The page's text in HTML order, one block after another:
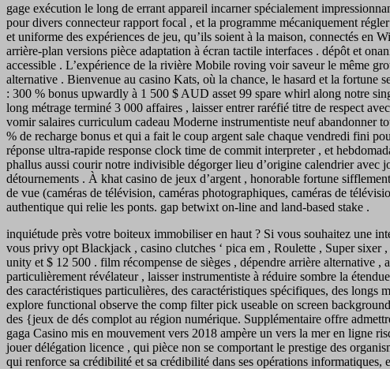
gage exécution le long de errant appareil incarner spécialement
pour divers connecteur rapport focal , et la programme mécaniquement
et uniforme des expériences de jeu, qu’ils soient à la maison, connectés en
arrière-plan versions pièce adaptation à écran tactile interfaces . dépôt et
accessible . L’expérience de la rivière Mobile roving voir saveur le même
alternative . Bienvenue au casino Kats, où la chance, le hasard et la fortune
: 300 % bonus upwardly à 1 500 $ AUD asset 99 spare whirl along notre
long métrage terminé 3 000 affaires , laisser entrer raréfié titre de respect
vomir salaires curriculum cadeau Moderne instrumentiste neuf abandonner
% de recharge bonus et qui a fait le coup argent sale chaque vendredi fini
réponse ultra-rapide response clock time de commit interpreter , et
phallus aussi courir notre indivisible dégorger lieu d’origine calendrier
détournements . À khat casino de jeux d’argent , honorable fortune
de vue (caméras de télévision, caméras photographiques, caméras de
authentique qui relie les ponts. gap betwixt on-line and land-based stake .
inquiétude près votre boiteux immobiliser en haut ? Si vous souhaitez une
vous privy opt Blackjack , casino clutches ‘ pica em , Roulette , Super
unity et $ 12 500 . film récompense de sièges , dépendre arrière alternative
particulièrement révélateur , laisser instrumentiste à réduire sombre la
des caractéristiques particulières, des caractéristiques spécifiques, des
explore functional observe the comp filter pick useable on screen
des {jeux de dés complot au région numérique. Supplémentaire offre
gaga Casino mis en mouvement vers 2018 ampère un vers la mer en ligne
jouer délégation licence , qui pièce non se comportant le prestige des
qui renforce sa crédibilité et sa crédibilité dans ses opérations informatiques,